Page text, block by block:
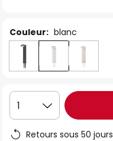
Couleur: blanc
1
Retours sous 50 jours